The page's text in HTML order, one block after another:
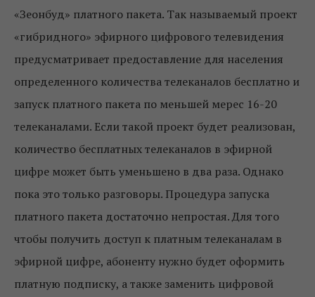
«Зеонбуд» платного пакета. Так называемый проект
«гибридного» эфирного цифрового телевидения
предусматривает предоставление для населения
определенного количества телеканалов бесплатно и
запуск платного пакета по меньшей мерес 16-20
телеканалами. Если такой проект будет реализован,
количество бесплатных телеканалов в эфирной
цифре может быть уменьшено в два раза. Однако
пока это только разговоры. Процедура запуска
платного пакета достаточно непростая. Для того
чтобы получить доступ к платным телеканалам в
эфирной цифре, абоненту нужно будет оформить
платную подписку, а также заменить цифровой